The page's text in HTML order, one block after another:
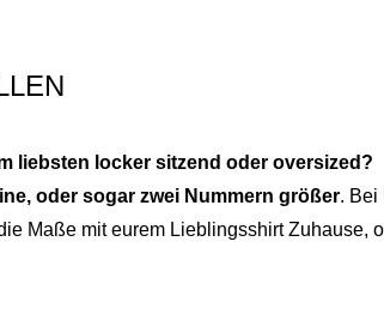
liebsten locker sitzend oder oversized?
oder sogar zwei Nummern größer. Bei
Maße mit eurem Lieblingsshirt Zuhause,